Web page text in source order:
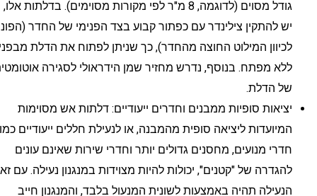
גודל מסוים (לדוגמה, 8 מ"ר לפי מקורות מסוימים). בדלתות אלו,
יש להתקין צילינדר עם כפתור קבוע בצד הפנימי של החדר (הפונה
לכיוון המילוט החוצה מהחדר), כך שניתן לפתוח את הדלת מבפנים
ללא מפתח. בנוסף, נדרש מחזיר שמן הידראולי לסגירה אוטומטית
של הדלת.
יציאות סופיות ממבנים וחדרים ייעודיים: דלתות אש מסוימות
המיועדות ליציאה סופית מהמבנה, או לנעילת חללים ייעודיים כמו
חדרי מנועים, מחסנים גדולים יותר וחדרי שירות שאינם עונים
להגדרה של "קטנים", יכולות להיות מצוידות במנגנון נעילה. עם זאת,
הנעילה תהיה באמצעות לשונית המנעול בלבד, והמנגנון חייב